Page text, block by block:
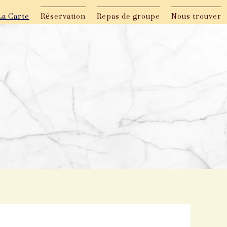
Carte Réservation Repas de groupe Nous trouver